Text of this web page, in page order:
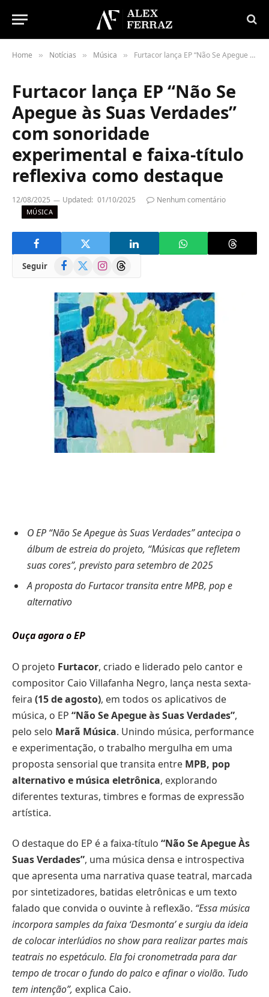
Home » Notícias » Música » Furtacor lança EP “Não Se Apegue às Suas Verdades” com sonoridade experimental e faixa-título reflexiva como destaque
Furtacor lança EP “Não Se
Apegue às Suas Verdades”
com sonoridade
experimental e faixa-título
reflexiva como destaque
12/08/2025 Updated: 01/10/2025 Nenhum comentário
MÚSICA
Seguir Facebook
(Twitter)
InstagramThreads
O EP “Não Se Apegue às Suas Verdades” antecipa o
álbum de estreia do projeto, “Músicas que refletem
suas cores”, previsto para setembro de 2025
A proposta do Furtacor transita entre MPB, pop e
alternativo
Ouça agora o EP
O projeto Furtacor, criado e liderado pelo cantor e
compositor Caio Villafanha Negro, lança nesta sexta-
feira (15 de agosto), em todos os aplicativos de
música, o EP “Não Se Apegue às Suas Verdades”,
pelo selo Marã Música. Unindo música, performance
e experimentação, o trabalho mergulha em uma
proposta sensorial que transita entre MPB, pop
alternativo e música eletrônica, explorando
diferentes texturas, timbres e formas de expressão
artística.
O destaque do EP é a faixa-título “Não Se Apegue Às
Suas Verdades”, uma música densa e introspectiva
que apresenta uma narrativa quase teatral, marcada
por sintetizadores, batidas eletrônicas e um texto
falado que convida o ouvinte à reflexão. “Essa música
incorpora samples da faixa ‘Desmonta’ e surgiu da ideia
de colocar interlúdios no show para realizar partes mais
teatrais no espetáculo. Ela foi cronometrada para dar
tempo de trocar o fundo do palco e afinar o violão. Tudo
tem intenção”, explica Caio.